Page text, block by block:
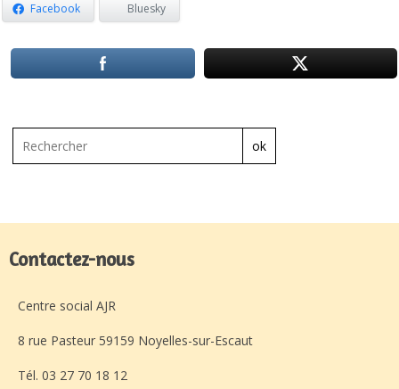
Facebook Bluesky
ok
Contactez-nous
Centre social AJR
8 rue Pasteur 59159 Noyelles-sur-Escaut
Tél. 03 27 70 18 12